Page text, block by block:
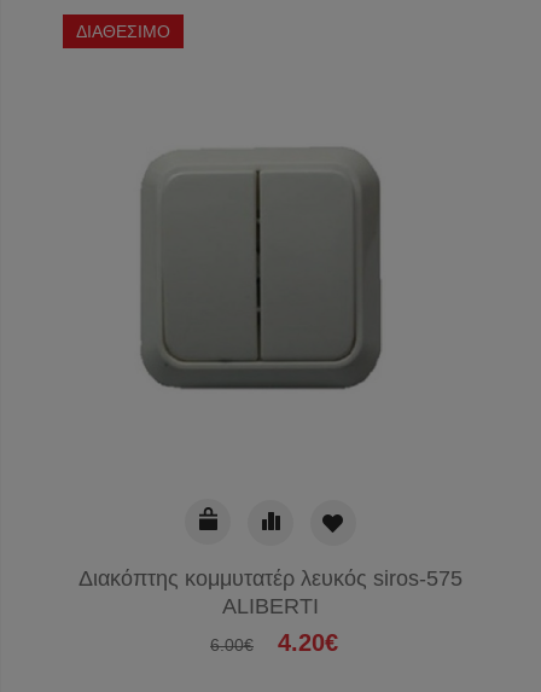
ΔΙΑΘΕΣΙΜΟ
Διακόπτης κομμυτατέρ λευκός siros-575
ALIBERTI
6.00€ 4.20€